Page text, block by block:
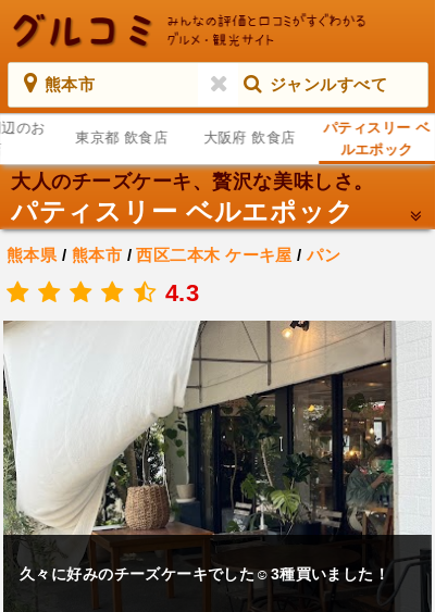
熊本市 ジャンルすべて
のお
東京都 飲食店 大阪府 飲食店
パティスリー ベ
ルエポック
大人のチーズケーキ、贅沢な美味しさ。
パティスリー ベルエポック
熊本県 / 熊本市 /西区二本木 ケーキ屋 /パン
4.3
久々に好みのチーズケーキでした☺️3種買いました！